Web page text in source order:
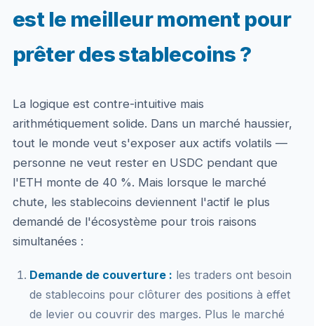
est le meilleur moment pour
prêter des stablecoins ?
La logique est contre-intuitive mais
arithmétiquement solide. Dans un marché haussier,
tout le monde veut s'exposer aux actifs volatils —
personne ne veut rester en USDC pendant que
l'ETH monte de 40 %. Mais lorsque le marché
chute, les stablecoins deviennent l'actif le plus
demandé de l'écosystème pour trois raisons
simultanées :
Demande de couverture : les traders ont besoin
de stablecoins pour clôturer des positions à effet
de levier ou couvrir des marges. Plus le marché